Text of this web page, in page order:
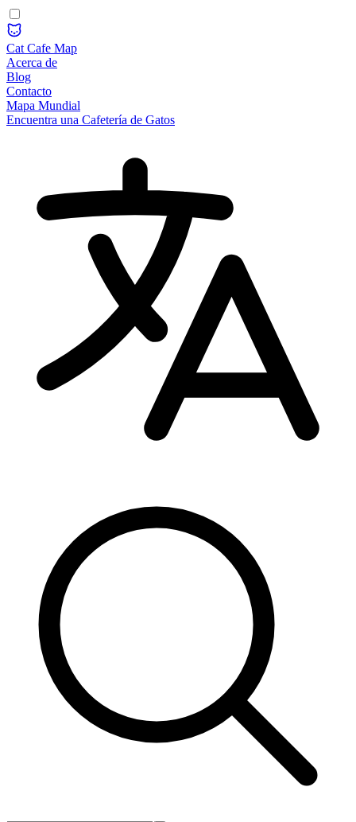
Cat Cafe Map
Acerca de
Blog
Contacto
Mapa Mundial
Encuentra una Cafetería de Gatos